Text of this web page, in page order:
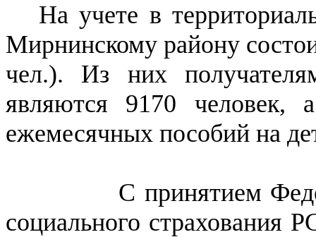
На учете в
Мирнинскому району
чел.). Из них
являются 9170 человек,
ежемесячных пособий на
С принятием
социального страхования